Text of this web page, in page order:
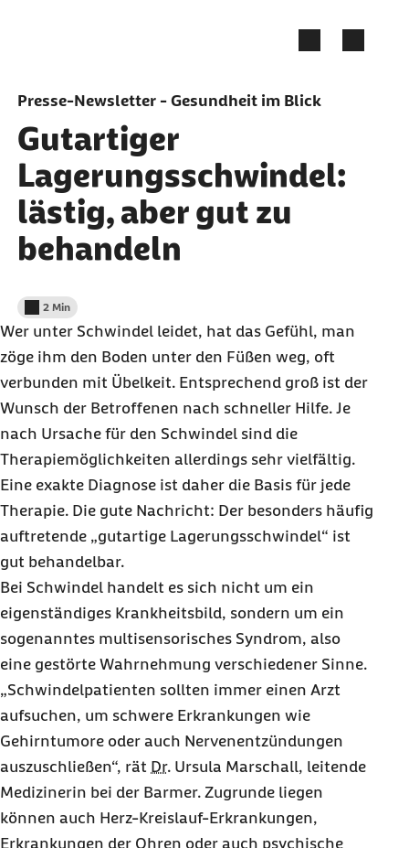
Presse-Newsletter - Gesundheit im Blick
Gutartiger
Lagerungsschwindel:
lästig, aber gut zu
behandeln
Lesedauer weniger als
2 Min
Wer unter Schwindel leidet, hat das Gefühl, man
zöge ihm den Boden unter den Füßen weg, oft
verbunden mit Übelkeit. Entsprechend groß ist der
Wunsch der Betroffenen nach schneller Hilfe. Je
nach Ursache für den Schwindel sind die
Therapiemöglichkeiten allerdings sehr vielfältig.
Eine exakte Diagnose ist daher die Basis für jede
Therapie. Die gute Nachricht: Der besonders häufig
auftretende „gutartige Lagerungsschwindel“ ist
gut behandelbar.
Bei Schwindel handelt es sich nicht um ein
eigenständiges Krankheitsbild, sondern um ein
sogenanntes multisensorisches Syndrom, also
eine gestörte Wahrnehmung verschiedener Sinne.
„Schwindelpatienten sollten immer einen Arzt
aufsuchen, um schwere Erkrankungen wie
Gehirntumore oder auch Nervenentzündungen
auszuschließen“, rät Dr. Ursula Marschall, leitende
Medizinerin bei der Barmer. Zugrunde liegen
können auch Herz-Kreislauf-Erkrankungen,
Erkrankungen der Ohren oder auch psychische